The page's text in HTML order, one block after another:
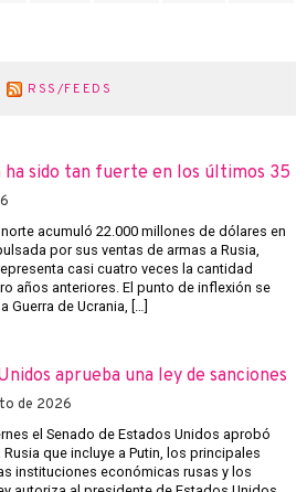
RSS/FEEDS
sido tan fuerte en los últimos 35
acumuló 22.000 millones de dólares en
por sus ventas de armas a Rusia,
casi cuatro veces la cantidad
años anteriores. El punto de inflexión se
de Ucrania, […]
aprueba una ley de sanciones
de 2026
el Senado de Estados Unidos aprobó
que incluye a Putin, los principales
instituciones económicas rusas y los